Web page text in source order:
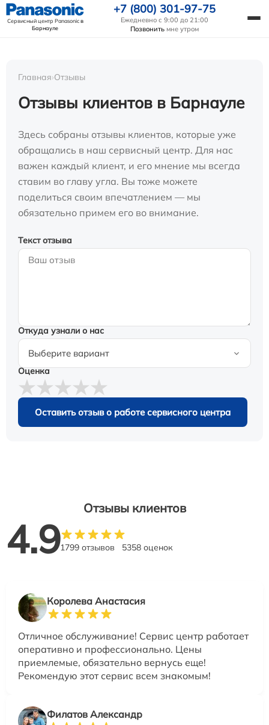
Сервисный центр Panasonicв
Барнауле
+7 (800) 301-97-75
Ежедневно с 9:00 до 21:00
Позвонить мне утром
Главная›Отзывы
Отзывы клиентов в Барнауле
Здесь собраны отзывы клиентов, которые уже
обращались в наш сервисный центр. Для нас
важен каждый клиент, и его мнение мы всегда
ставим во главу угла. Вы тоже можете
поделиться своим впечатлением — мы
обязательно примем его во внимание.
Текст отзыва
Откуда узнали о нас
Оценка
Оставить отзыв о работе сервисного центра
Отзывы клиентов
4.91799 отзывов 5358 оценок
Королева Анастасия
Отличное обслуживание! Сервис центр работает
оперативно и профессионально. Цены
приемлемые, обязательно вернусь еще!
Рекомендую этот сервис всем знакомым!
Филатов Александр